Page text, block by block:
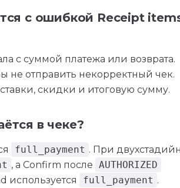
с ошибкой Receipt
с суммой платежа или возврата.
не отправить некорректный чек.
скидки и итоговую сумму.
в чеке?
full_payment . При
, а Confirm после AUTHORIZED
используется full_payment .